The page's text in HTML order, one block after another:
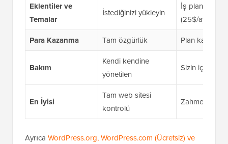
Eklentiler ve
Temalar
İstediğinizi yükleyin
İş
(25$/ay)
Para Kazanma Tam özgürlük Plan
Bakım
Kendi kendine
yönetilen
Sizin için
En İyisi
Tam web sitesi
kontrolü
Zahmetsiz
Ayrıca WordPress.org, WordPress.com (Ücretsiz) ve